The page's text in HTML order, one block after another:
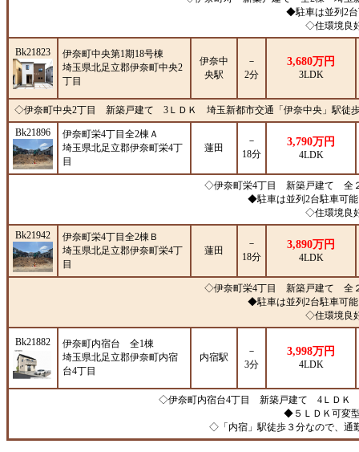
◆駐車は並列2
◇住環境良
Bk21823
伊奈町中央第1期18号棟
埼玉県北足立郡伊奈町中央2
丁目
伊奈中
央駅
－
2分
3,680万円
3LDK
◇伊奈町中央2丁目 新築戸建て 3ＬＤＫ 埼玉新都市交通「伊奈中央」駅徒
Bk21896
伊奈町栄4丁目全2棟Ａ
埼玉県北足立郡伊奈町栄4丁
目
蓮田
－
18分
3,790万円
4LDK
◇伊奈町栄4丁目 新築戸建て 全
◆駐車は並列2台駐車可
◇住環境良
Bk21942
伊奈町栄4丁目全2棟Ｂ
埼玉県北足立郡伊奈町栄4丁
目
蓮田
－
18分
3,890万円
4LDK
◇伊奈町栄4丁目 新築戸建て 全
◆駐車は並列2台駐車可
◇住環境良
Bk21882
伊奈町内宿台 全1棟
埼玉県北足立郡伊奈町内宿
台4丁目
内宿駅
－
3分
3,998万円
4LDK
◇伊奈町内宿台4丁目 新築戸建て 4ＬＤＫ
◆５ＬＤＫ可変
◇「内宿」駅徒歩３分なので、通